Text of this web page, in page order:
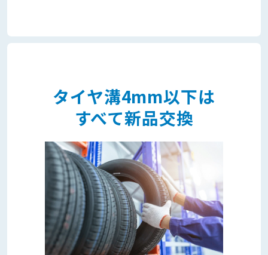
タイヤ溝4mm以下は
すべて新品交換